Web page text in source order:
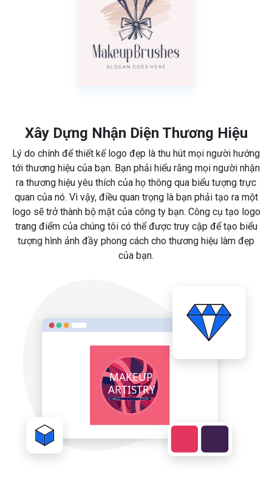
Xây Dựng Nhận Diện Thương Hiệu
Lý do chính để thiết kế logo đẹp là thu hút mọi người hướng
tới thương hiệu của bạn. Bạn phải hiểu rằng mọi người nhận
ra thương hiệu yêu thích của họ thông qua biểu tượng trực
quan của nó. Vì vậy, điều quan trọng là bạn phải tạo ra một
logo sẽ trở thành bộ mặt của công ty bạn. Công cụ tạo logo
trang điểm của chúng tôi có thể được truy cập để tạo biểu
tượng hình ảnh đầy phong cách cho thương hiệu làm đẹp
của bạn.